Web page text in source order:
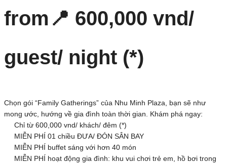
from📍 600,000 vnd/
guest/ night (*)
Chọn gói “Family Gatherings” của Nhu Minh Plaza, bạn sẽ như
mong ước, hướng về gia đình toàn thời gian. Khám phá ngay:
Chỉ từ 600,000 vnd/ khách/ đêm (*)
MIỄN PHÍ 01 chiều ĐƯA/ ĐÓN SÂN BAY
MIỄN PHÍ buffet sáng với hơn 40 món
MIỄN PHÍ hoạt động gia đình: khu vui chơi trẻ em, hồ bơi trong